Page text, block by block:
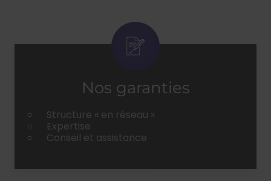
Nos garanties
Structure « en réseau »
Expertise
Conseil et assistance